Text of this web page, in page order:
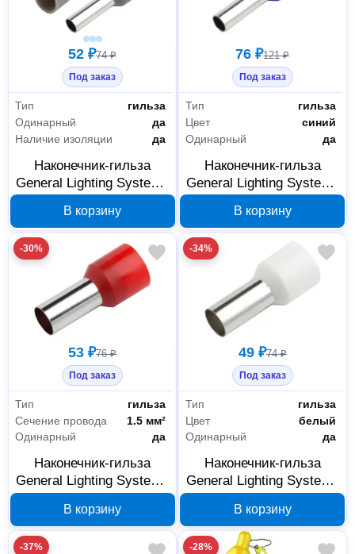
52 ₽74 ₽
Под заказ
Тип
гильза
Одинарный
да
Наличие изоляции
да
Наконечник-гильза
General Lighting Systems
серый 476254
В корзину
76 ₽121 ₽
Под заказ
Тип
гильза
Цвет
синий
Одинарный
да
Наконечник-гильза
General Lighting Systems
синий 476253
В корзину
-30%
53 ₽76 ₽
Под заказ
Тип
гильза
Сечение провода
1.5 мм²
Одинарный
да
Наконечник-гильза
General Lighting Systems
красный 476252
В корзину
-34%
49 ₽74 ₽
Под заказ
Тип
гильза
Цвет
белый
Одинарный
да
Наконечник-гильза
General Lighting Systems
белый 476249
В корзину
-37% -28%